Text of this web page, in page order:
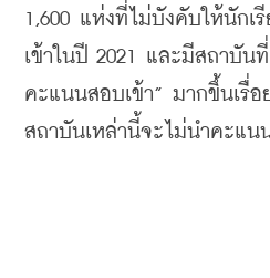
1,600 แห่งที่ไม่บังคับให้นักเ
เข้าในปี
2021 และมีสถาบัน
คะแนนสอบเข้า” มากขึ้นเรื่อ
สถาบันเหล่านี้จะไม่นำคะแน